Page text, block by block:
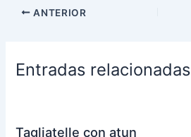
ANTERIOR
Entradas relacionadas
Tagliatelle con atun